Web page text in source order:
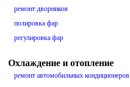
ремонт дворников
полировка фар
регулировка фар
Охлаждение и отопление
ремонт автомобильных кондиционеров